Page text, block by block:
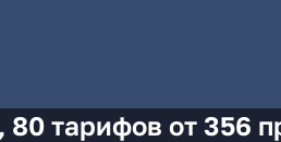
тарифов от 356